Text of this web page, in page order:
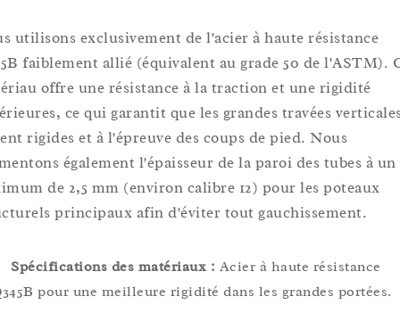
utilisons exclusivement de l'acier à haute résistance
faiblement allié (équivalent au grade 50 de l'ASTM).
offre une résistance à la traction et une rigidité
ce qui garantit que les grandes travées
rigides et à l'épreuve des coups de pied. Nous
également l'épaisseur de la paroi des tubes à un
de 2,5 mm (environ calibre 12) pour les poteaux
principaux afin d'éviter tout gauchissement.
Spécifications des matériaux : Acier à haute résistance
pour une meilleure rigidité dans les grandes portées.